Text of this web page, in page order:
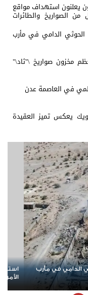
يعلنون استهداف مواقع
الصواريخ والطائرات
الحوثي الدامي في مأرب
مخزون صواريخ \"ثاد\"
في العاصمة عدن
يعكس تميز العقيدة
نداء عاجل ودعوة